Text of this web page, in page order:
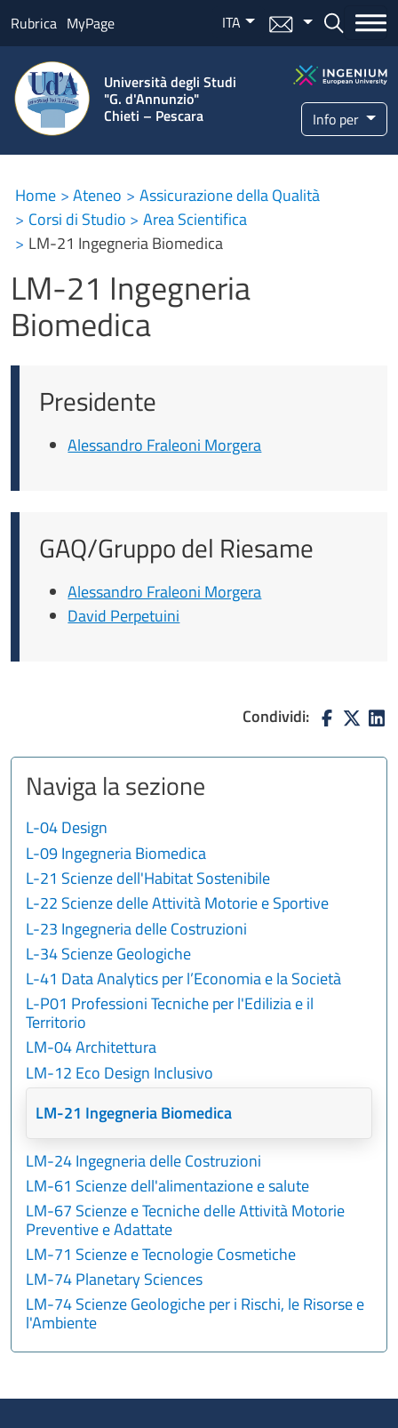
Salta al contenuto principale
Rubrica MyPage ITA Menu mail Bottone
Università degli Studi
"G. d'Annunzio"
Chieti – Pescara Info per
Home Ateneo
Assicurazione della Qualità
Corsi di Studio
Area Scientifica
LM-21 Ingegneria Biomedica
LM-21 Ingegneria
Biomedica
Presidente
Alessandro Fraleoni Morgera
GAQ/Gruppo del Riesame
Alessandro Fraleoni Morgera
David Perpetuini
Condividi:
Naviga la sezione
L-04 Design
L-09 Ingegneria Biomedica
L-21 Scienze dell'Habitat Sostenibile
L-22 Scienze delle Attività Motorie e Sportive
L-23 Ingegneria delle Costruzioni
L-34 Scienze Geologiche
L-41 Data Analytics per l’Economia e la Società
L-P01 Professioni Tecniche per l'Edilizia e il
Territorio
LM-04 Architettura
LM-12 Eco Design Inclusivo
LM-21 Ingegneria Biomedica
LM-24 Ingegneria delle Costruzioni
LM-61 Scienze dell'alimentazione e salute
LM-67 Scienze e Tecniche delle Attività Motorie
Preventive e Adattate
LM-71 Scienze e Tecnologie Cosmetiche
LM-74 Planetary Sciences
LM-74 Scienze Geologiche per i Rischi, le Risorse e
l'Ambiente